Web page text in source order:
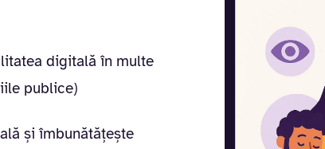
digitală în multe
publice)
și îmbunătățește